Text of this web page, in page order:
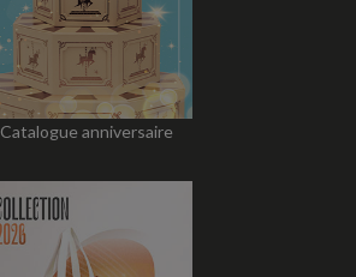
Catalogue anniversaire